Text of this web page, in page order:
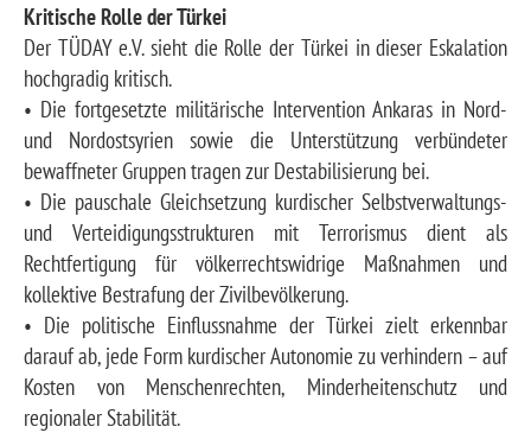
Kritische Rolle der Türkei
Der TÜDAY e.V. sieht die Rolle der Türkei in dieser Eskalation
hochgradig kritisch.
• Die fortgesetzte militärische Intervention Ankaras in Nord-
und Nordostsyrien sowie die Unterstützung verbündeter
bewaffneter Gruppen tragen zur Destabilisierung bei.
• Die pauschale Gleichsetzung kurdischer Selbstverwaltungs-
und Verteidigungsstrukturen mit Terrorismus dient als
Rechtfertigung für völkerrechtswidrige Maßnahmen und
kollektive Bestrafung der Zivilbevölkerung.
• Die politische Einflussnahme der Türkei zielt erkennbar
darauf ab, jede Form kurdischer Autonomie zu verhindern – auf
Kosten von Menschenrechten, Minderheitenschutz und
regionaler Stabilität.